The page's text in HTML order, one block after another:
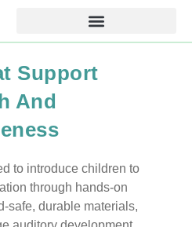
Support
And
to introduce children to
through hands-on
safe, durable materials,